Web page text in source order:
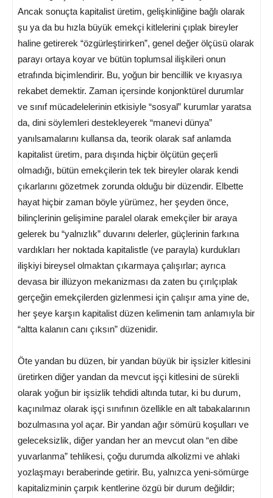
Ancak sonuçta kapitalist üretim, gelişkinliğine bağlı olarak
şu ya da bu hızla büyük emekçi kitlelerini çıplak bireyler
haline getirerek “özgürleştirirken”, genel değer ölçüsü olarak
parayı ortaya koyar ve bütün toplumsal ilişkileri onun
etrafında biçimlendirir. Bu, yoğun bir bencillik ve kıyasıya
rekabet demektir. Zaman içersinde konjonktürel durumlar
ve sınıf mücadelelerinin etkisiyle “sosyal” kurumlar yaratsa
da, dini söylemleri destekleyerek “manevi dünya”
yanılsamalarını kullansa da, teorik olarak saf anlamda
kapitalist üretim, para dışında hiçbir ölçütün geçerli
olmadığı, bütün emekçilerin tek tek bireyler olarak kendi
çıkarlarını gözetmek zorunda olduğu bir düzendir. Elbette
hayat hiçbir zaman böyle yürümez, her şeyden önce,
bilinçlerinin gelişimine paralel olarak emekçiler bir araya
gelerek bu “yalnızlık” duvarını delerler, güçlerinin farkına
vardıkları her noktada kapitalistle (ve parayla) kurdukları
ilişkiyi bireysel olmaktan çıkarmaya çalışırlar; ayrıca
devasa bir illüzyon mekanizması da zaten bu çırılçıplak
gerçeğin emekçilerden gizlenmesi için çalışır ama yine de,
her şeye karşın kapitalist düzen kelimenin tam anlamıyla bir
“altta kalanın canı çıksın” düzenidir.
Öte yandan bu düzen, bir yandan büyük bir işsizler kitlesini
üretirken diğer yandan da mevcut işçi kitlesini de sürekli
olarak yoğun bir işsizlik tehdidi altında tutar, ki bu durum,
kaçınılmaz olarak işçi sınıfının özellikle en alt tabakalarının
bozulmasına yol açar. Bir yandan ağır sömürü koşulları ve
geleceksizlik, diğer yandan her an mevcut olan “en dibe
yuvarlanma” tehlikesi, çoğu durumda alkolizmi ve ahlaki
yozlaşmayı beraberinde getirir. Bu, yalnızca yeni-sömürge
kapitalizminin çarpık kentlerine özgü bir durum değildir;